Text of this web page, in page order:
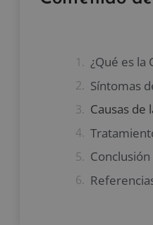
¿Qué es la
Síntomas
Causas de
Conclusión